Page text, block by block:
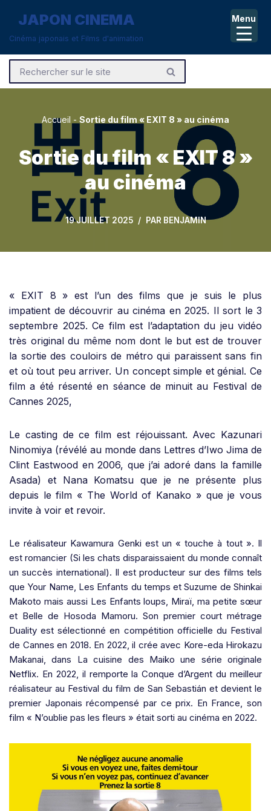
Aller
contenu
JAPON CINEMA
Cinéma japonais et Films d'animation
Accueil - Sortie du film « EXIT 8 » au cinéma
Sortie du film « EXIT 8 »
au cinéma
19 JUILLET 2025 PAR BENJAMIN
« EXIT 8 » est l’un des films que je suis le plus
impatient de découvrir au cinéma en 2025. Il sort le 3
septembre 2025. Ce film est l’adaptation du jeu vidéo
très original du même nom dont le but est de trouver
la sortie des couloirs de métro qui paraissent sans fin
et où tout peu arriver. Un concept simple et génial. Ce
film a été résenté en séance de minuit au Festival de
Cannes 2025,
Le casting de ce film est réjouissant. Avec Kazunari
Ninomiya (révélé au monde dans Lettres d’Iwo Jima de
Clint Eastwood en 2006, que j’ai adoré dans la famille
Asada) et Nana Komatsu que je ne présente plus
depuis le film « The World of Kanako » que je vous
invite à voir et revoir.
Le réalisateur Kawamura Genki est un « touche à tout ». Il
est romancier (Si les chats disparaissaient du monde connaît
un succès international). Il est producteur sur des films tels
que Your Name, Les Enfants du temps et Suzume de Shinkai
Makoto mais aussi Les Enfants loups, Miraï, ma petite sœur
et Belle de Hosoda Mamoru. Son premier court métrage
Duality est sélectionné en compétition officielle du Festival
de Cannes en 2018. En 2022, il crée avec Kore-eda Hirokazu
Makanai, dans La cuisine des Maiko une série originale
Netflix. En 2022, il remporte la Conque d’Argent du meilleur
réalisateur au Festival du film de San Sebastián et devient le
premier Japonais récompensé par ce prix. En France, son
film « N’oublie pas les fleurs » était sorti au cinéma en 2022.
Menu